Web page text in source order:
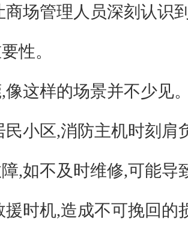
商场管理人员深刻认识
性。
像这样的场景并不少见
民小区,消防主机时刻肩
,如不及时维修,可能导
援时机,造成不可挽回的